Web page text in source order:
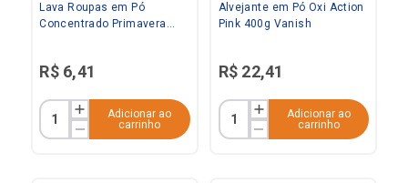
Lava Roupas em Pó
Concentrado Primavera
R$ 6,41
Adicionar ao
carrinho
Alvejante em Pó Oxi Action
Pink 400g Vanish
R$ 22,41
Adicionar ao
carrinho